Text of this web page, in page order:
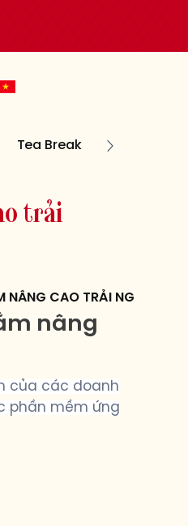
Tea Break
o trải
NÂNG CAO TRẢI NGHIỆM
nâng
của các doanh
phần mềm ứng